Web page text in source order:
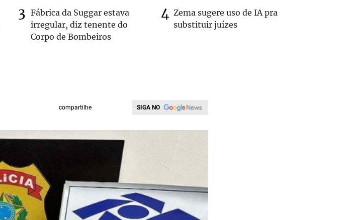
Fábrica da Suggar estava
irregular, diz tenente do
Corpo de Bombeiros
Zema sugere uso de IA pra
substituir juízes
compartilhe SIGA NO